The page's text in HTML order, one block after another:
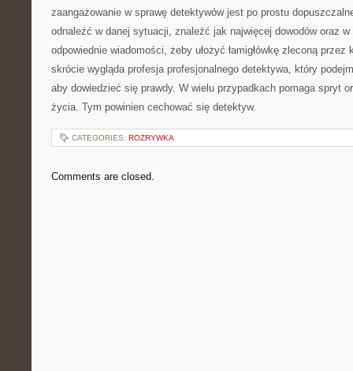
zaangażowanie w sprawę detektywów jest po prostu
odnaleźć w danej sytuacji, znaleźć jak najwięcej dowodów oraz w
odpowiednie wiadomości, żeby ułożyć łamigłówkę zleconą
skrócie wygląda profesja profesjonalnego detektywa, który
aby dowiedzieć się prawdy. W wielu przypadkach pomaga spryt
życia. Tym powinien cechować się detektyw.
CATEGORIES: ROZRYWKA
Comments are closed.